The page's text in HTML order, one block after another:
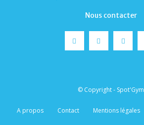
Nous contacter
© Copyright - Spot'Gym
A propos Contact Mentions légales